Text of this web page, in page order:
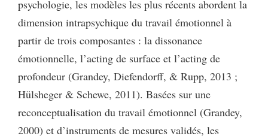
psychologie, les modèles les plus récents abordent la
dimension intrapsychique du travail émotionnel à
partir de trois composantes : la dissonance
émotionnelle, l’acting de surface et l’acting de
profondeur (Grandey, Diefendorff, & Rupp, 2013 ;
Hülsheger & Schewe, 2011). Basées sur une
reconceptualisation du travail émotionnel (Grandey,
2000) et d’instruments de mesures validés, les